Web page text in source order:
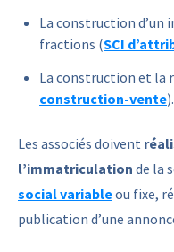
La construction d’un
fractions (SCI
La construction et la
construction-vente).
Les associés doivent
l’immatriculation de la
social variableou fixe,
publication d’une